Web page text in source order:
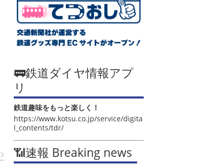
🚃鉄道ダイヤ情報アプ
リ
鉄道趣味をもっと楽しく！
https://www.kotsu.co.jp/service/digita
l_contents/tdr/
📶速報 Breaking news